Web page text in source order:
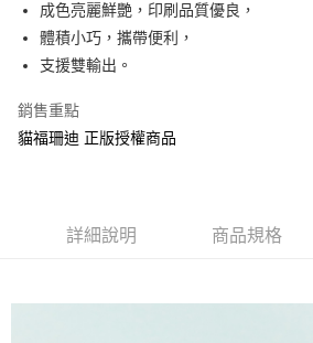
Apple Pay
街口支付
AFTEE先享後付
１．簡單：不需註冊會員、不需綁卡、不需儲值。
運送方式
成色亮麗鮮艷，印刷品質優良，
體積小巧，攜帶便利，
支援雙輸出。
銷售重點
貓福珊迪 正版授權商品
詳細說明 商品規格